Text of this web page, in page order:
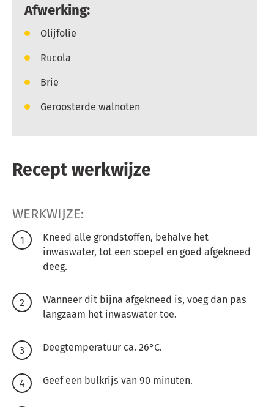
Afwerking:
Olijfolie
Rucola
Brie
Geroosterde walnoten
Recept werkwijze
WERKWIJZE:
Kneed alle grondstoffen, behalve het
inwaswater, tot een soepel en goed afgekneed
deeg.
Wanneer dit bijna afgekneed is, voeg dan pas
langzaam het inwaswater toe.
Deegtemperatuur ca. 26°C.
Geef een bulkrijs van 90 minuten.